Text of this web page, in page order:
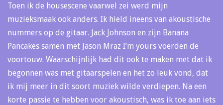
Toen ik de housescene vaarwel zei werd mijn
muzieksmaak ook anders. Ik hield ineens van akoustische
nummers op de gitaar. Jack Johnson en zijn Banana
Pancakes samen met Jason Mraz I’m yours voerden de
voortouw. Waarschijnlijk had dit ook te maken met dat ik
begonnen was met gitaarspelen en het zo leuk vond, dat
ik mij meer in dit soort muziek wilde verdiepen. Na een
korte passie te hebben voor akoustisch, was ik toe aan iets